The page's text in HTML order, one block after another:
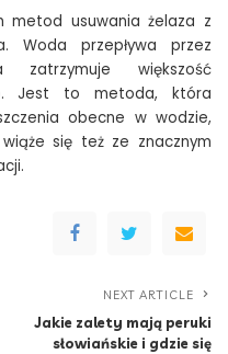
metod usuwania żelaza z
Woda przepływa przez
zatrzymuje większość
Jest to metoda, która
obecne w wodzie,
się też ze znacznym
NEXT ARTICLE
Jakie zalety mają peruki
słowiańskie i gdzie się